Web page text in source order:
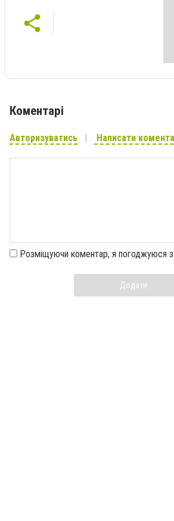
Коментарі
Авторизуватись Написати
Розміщуючи коментар, я погоджуюся з
Додати